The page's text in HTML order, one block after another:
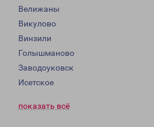
Велижаны
Викулово
Винзили
Голышманово
Заводоуковск
Исетское
показать всё